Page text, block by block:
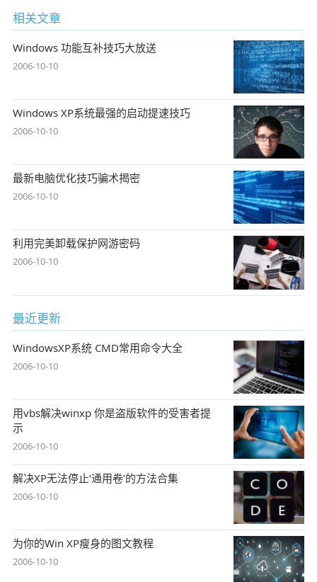
相关文章
Windows 功能互补技巧大放送
2006-10-10
Windows XP系统最强的启动提速技巧
2006-10-10
最新电脑优化技巧骗术揭密
2006-10-10
利用完美卸载保护网游密码
2006-10-10
最近更新
WindowsXP系统 CMD常用命令大全
2006-10-10
用vbs解决winxp 你是盗版软件的受害者提
示
2006-10-10
解决XP无法停止‘通用卷’的方法合集
2006-10-10
为你的Win XP瘦身的图文教程
2006-10-10